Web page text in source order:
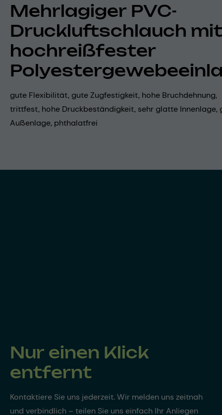
Mehrlagiger PVC-
Druckluftschlauch mit
hochreißfester
gute Flexibilität, gute Zugfestigkeit, hohe Bruchdehnung,
trittfest, hohe Druckbeständigkeit, sehr glatte Innenlage,
Außenlage, phthalatfrei
Nur einen Klick
entfernt
Kontaktiere Sie uns jederzeit. Wir melden uns zeitnah
und verbindlich – teilen Sie uns einfach Ihr Anliegen